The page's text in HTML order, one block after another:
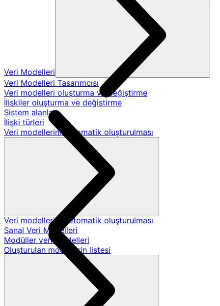
Veri Modelleri
Veri Modelleri Tasarımcısı
Veri modelleri oluşturma ve değiştirme
İlişkiler oluşturma ve değiştirme
Sistem alanları
İlişki türleri
Veri modellerinin otomatik oluşturulması
Veri modellerinin otomatik oluşturulması
Sanal Veri Modelleri
Modüller veri modelleri
Oluşturulan modellerin listesi